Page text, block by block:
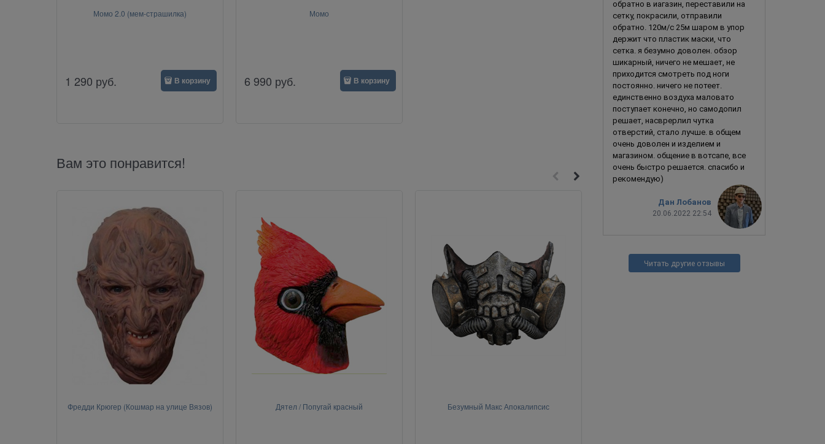
Момо 2.0 (мем-страшилка)
1 290 руб. В корзину
Момо
6 990 руб. В корзину
Вам это понравится!
Фредди Крюгер (Кошмар на улице Вязов) Дятел / Попугай красный Безумный Макс Апокалипсис
Новинка
Дан Лобанов
20.06.2022 22:54
обратно в иагазин, переставили на
сетку, покрасили, отправили
обратно. 120м/с 25м шаром в упор
держит что пластик маски, что
сетка. я безумно доволен. обзор
шикарный, ничего не мешает, не
приходится смотреть под ноги
постоянно. ничего не потеет.
единственно воздуха маловато
поступает конечно, но самодопил
решает, насврерлил чутка
отверстий, стало лучше. в общем
очень доволен и изделием и
магазином. общение в вотсапе, все
очень быстро решается. спасибо и
рекомендую)
Читать другие отзывы